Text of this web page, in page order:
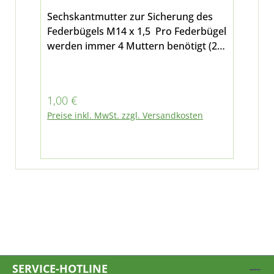
Sechskantmutter zur Sicherung des
Federbügels M14 x 1,5 Pro Federbügel
werden immer 4 Muttern benötigt (2
Regulärer Preis:
1,00 €
Preise inkl. MwSt. zzgl. Versandkosten
SERVICE-HOTLINE